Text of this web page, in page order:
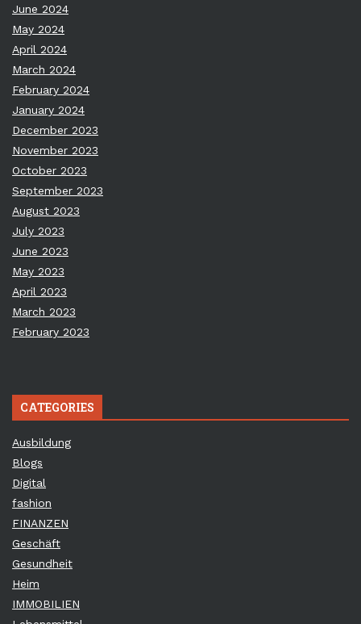
June 2024
May 2024
April 2024
March 2024
February 2024
January 2024
December 2023
November 2023
October 2023
September 2023
August 2023
July 2023
June 2023
May 2023
April 2023
March 2023
February 2023
CATEGORIES
Ausbildung
Blogs
Digital
fashion
FINANZEN
Geschäft
Gesundheit
Heim
IMMOBILIEN